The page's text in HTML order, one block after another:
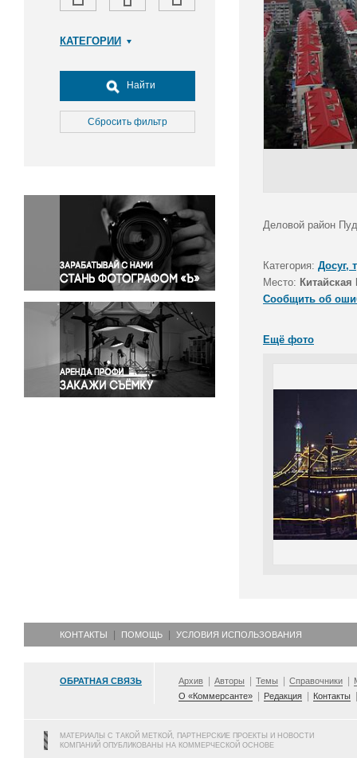
КАТЕГОРИИ
Досуг, туризм и отдых
Культура
Медицина
Окружающая среда
Политика
Правосудие
Происшествия и конфликты
Религия
Светская жизнь
Спорт
Экология
Экономика и бизнес
Найти
Сбросить фильтр
Деловой район
Категория: Досуг,
Место:
Сообщить об
Ещё фото
КОНТАКТЫ ПОМОЩЬ УСЛОВИЯ ИСПОЛЬЗОВАНИЯ
ОБРАТНАЯ СВЯЗЬ Архив Авторы Темы Справочники
О «Коммерсанте»
Редакция Контакты
МАТЕРИАЛЫ С ТАКОЙ МЕТКОЙ, ПАРТНЕРСКИЕ ПРОЕКТЫ И НОВОСТИ
КОМПАНИЙ ОПУБЛИКОВАНЫ НА КОММЕРЧЕСКОЙ ОСНОВЕ